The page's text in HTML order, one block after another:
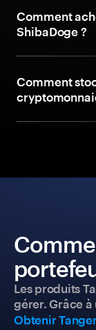
Comment
ShibaDoge ?
Comment
Les produits
gérer. Grâce
Obtenir